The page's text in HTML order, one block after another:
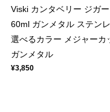
Viski カンタベリー ジガ
60ml ガンメタル ステン
選べるカラー メジャーカ
ガンメタル
¥3,850